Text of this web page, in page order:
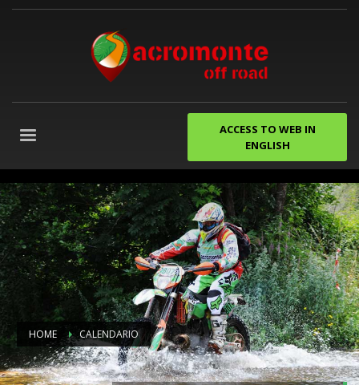
ACCESS TO WEB IN
ENGLISH
despedidas
de
soltero
gijon
Agencia
de
Marketing
Digital
Granada
HOME CALENDARIO